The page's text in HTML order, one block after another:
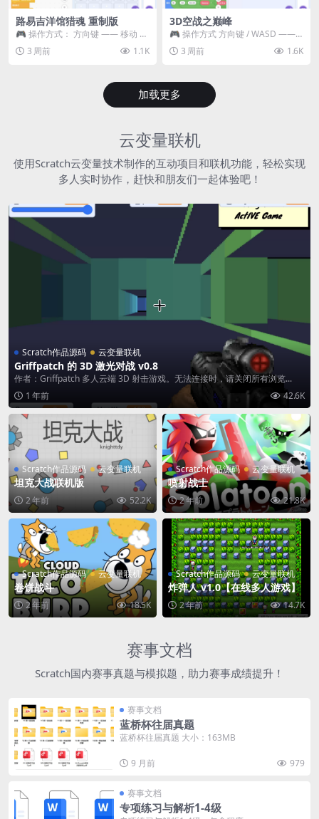
路易吉洋馆猎魂 重制版
🎮 操作方式： 方向键 —— 移动 &
跳跃 空格 —— 打开宝箱 将你...
3 周前 1.1K
3D空战之巅峰
🎮 操作方式 方向键 / WASD ——
移动 Z / K —— 射击 / 攻击...
3 周前 1.6K
加载更多
云变量联机
使用Scratch云变量技术制作的互动项目和联机功能，轻松实现
多人实时协作，赶快和朋友们一起体验吧！
Scratch作品源码 云变量联机
Griffpatch 的 3D 激光对战 v0.8
作者：Griffpatch 多人云端 3D 射击游戏。无法连接时，请关闭所有浏览...
1 年前
42.6K
Scratch作品源码 云变量联机
坦克大战联机版
2 年前 52.2K
Scratch作品源码 云变量联机
喷射战士
2 年前 21.8K
Scratch作品源码 云变量联机
卷饼战斗
2 年前 18.5K
Scratch作品源码 云变量联机
炸弹人 v1.0【在线多人游戏】
2 年前 14.7K
赛事文档
Scratch国内赛事真题与模拟题，助力赛事成绩提升！
赛事文档
蓝桥杯往届真题
蓝桥杯往届真题 大小：163MB
9 月前 979
赛事文档
专项练习与解析1-4级